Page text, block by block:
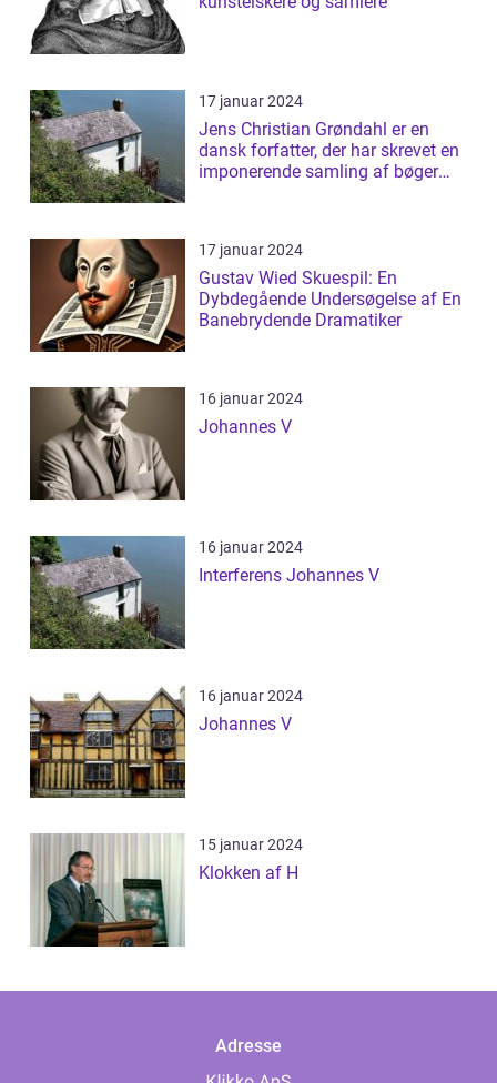
17 januar 2024
Jens Christian Grøndahl er en
dansk forfatter, der har skrevet en
imponerende samling af bøger
17 januar 2024
Gustav Wied Skuespil: En
Dybdegående Undersøgelse af En
Banebrydende Dramatiker
16 januar 2024
Johannes V
16 januar 2024
Interferens Johannes V
16 januar 2024
Johannes V
15 januar 2024
Klokken af H
Adresse